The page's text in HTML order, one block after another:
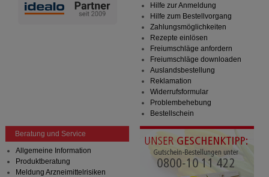
Hilfe zur Anmeldung
Hilfe zum Bestellvorgang
Zahlungsmöglichkeiten
Rezepte einlösen
Freiumschläge anfordern
Freiumschläge downloaden
Auslandsbestellung
Reklamation
Widerrufsformular
Problembehebung
Bestellschein
Beratung und Service
Allgemeine Information
Produktberatung
Meldung Arzneimittelrisiken